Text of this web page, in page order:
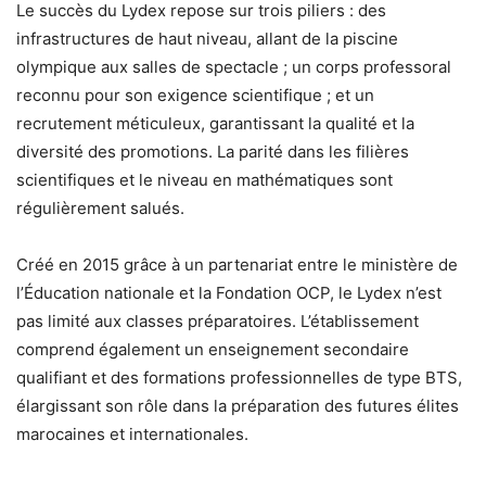
Le succès du Lydex repose sur trois piliers : des
infrastructures de haut niveau, allant de la piscine
olympique aux salles de spectacle ; un corps professoral
reconnu pour son exigence scientifique ; et un
recrutement méticuleux, garantissant la qualité et la
diversité des promotions. La parité dans les filières
scientifiques et le niveau en mathématiques sont
régulièrement salués.
Créé en 2015 grâce à un partenariat entre le ministère de
l’Éducation nationale et la Fondation OCP, le Lydex n’est
pas limité aux classes préparatoires. L’établissement
comprend également un enseignement secondaire
qualifiant et des formations professionnelles de type BTS,
élargissant son rôle dans la préparation des futures élites
marocaines et internationales.